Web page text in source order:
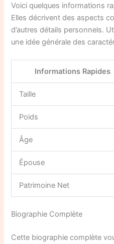
Voici quelques informations
Elles décrivent des aspects
d’autres détails personnels.
une idée générale des
Informations Rapides
Taille
Poids
Âge
Épouse
Patrimoine Net
Biographie Complète
Cette biographie complète